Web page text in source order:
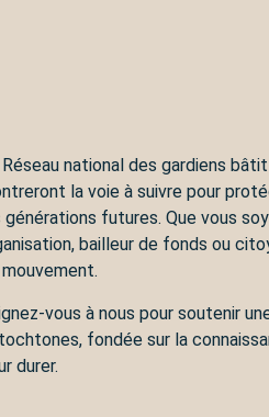
Réseau national des gardiens
la voie à suivre pour
générations futures. Que vous
bailleur de fonds ou
vous à nous pour soutenir
fondée sur la
durer.